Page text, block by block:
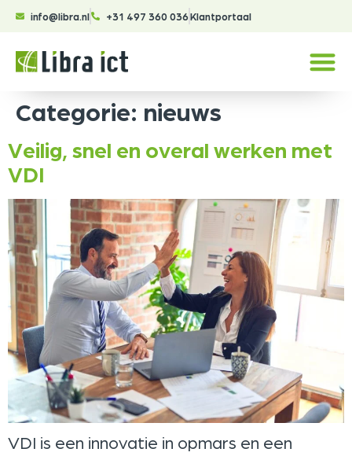
info@libra.nl +31 497 360 036Klantportaal
Categorie: nieuws
Veilig, snel en overal werken met
VDI
VDI is een innovatie in opmars en een